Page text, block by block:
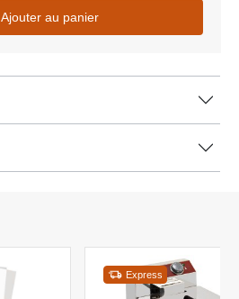
Ajouter au panier
Express